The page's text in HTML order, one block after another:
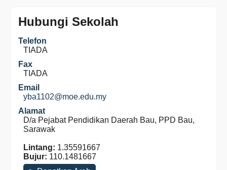
Hubungi Sekolah
Telefon
TIADA
Fax
TIADA
Email
yba1102@moe.edu.my
Alamat
D/a Pejabat Pendidikan Daerah Bau, PPD Bau,
Sarawak
Lintang: 1.35591667
Bujur: 110.1481667